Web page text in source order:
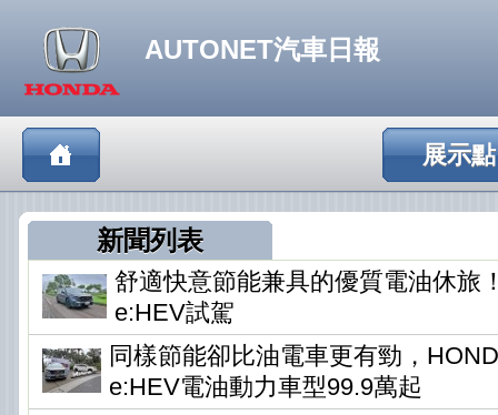
AUTONET汽車日報
展示點
新聞列表
舒適快意節能兼具的優質電油休旅
e:HEV試駕
同樣節能卻比油電車更有勁，
e:HEV電油動力車型99.9萬起